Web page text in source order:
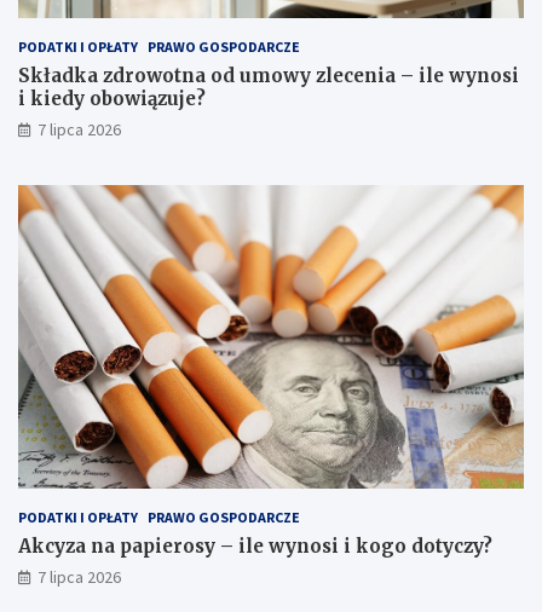
PODATKI I OPŁATY PRAWO GOSPODARCZE
Składka zdrowotna od umowy zlecenia – ile wynosi
i kiedy obowiązuje?
7 lipca 2026
PODATKI I OPŁATY PRAWO GOSPODARCZE
Akcyza na papierosy – ile wynosi i kogo dotyczy?
7 lipca 2026